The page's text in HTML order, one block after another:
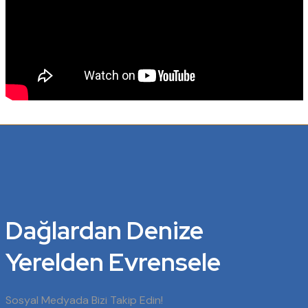
Dağlardan Denize
Yerelden Evrensele
Sosyal Medyada Bizi Takip Edin!